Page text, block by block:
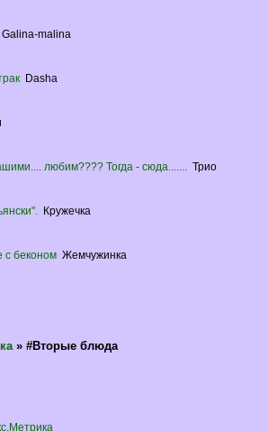
Galina-malina
Dasha
любим???? Тогда - сюда....... Трио
Кружечка
с беконом Жемчужинка
» #Вторые блюда